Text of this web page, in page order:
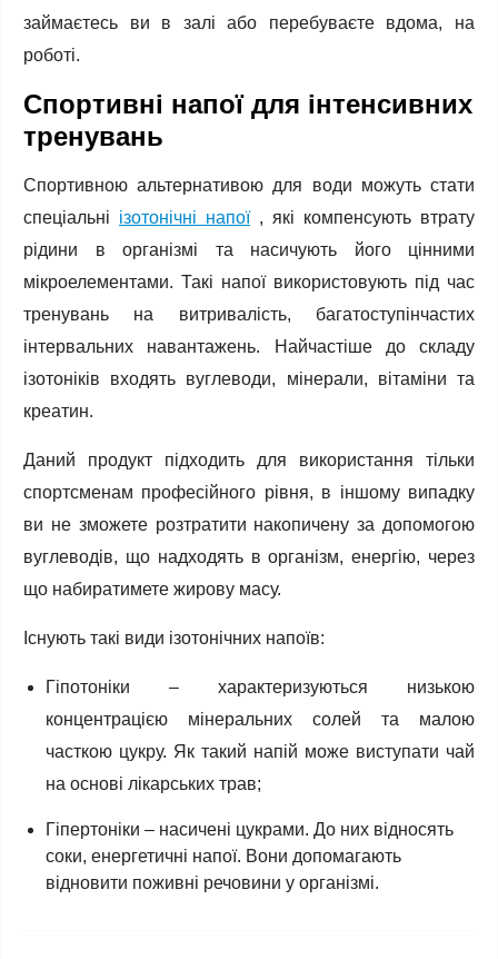
займаєтесь ви в залі або перебуваєте вдома, на
роботі.
Спортивні напої для інтенсивних
тренувань
Спортивною альтернативою для води можуть стати
спеціальні ізотонічні напої, які компенсують втрату
рідини в організмі та насичують його цінними
мікроелементами. Такі напої використовують під час
тренувань на витривалість, багатоступінчастих
інтервальних навантажень. Найчастіше до складу
ізотоніків входять вуглеводи, мінерали, вітаміни та
креатин.
Даний продукт підходить для використання тільки
спортсменам професійного рівня, в іншому випадку
ви не зможете розтратити накопичену за допомогою
вуглеводів, що надходять в організм, енергію, через
що набиратимете жирову масу.
Існують такі види ізотонічних напоїв:
Гіпотоніки – характеризуються низькою
концентрацією мінеральних солей та малою
часткою цукру. Як такий напій може виступати чай
на основі лікарських трав;
Гіпертоніки – насичені цукрами. До них відносять
соки, енергетичні напої. Вони допомагають
відновити поживні речовини у організмі.